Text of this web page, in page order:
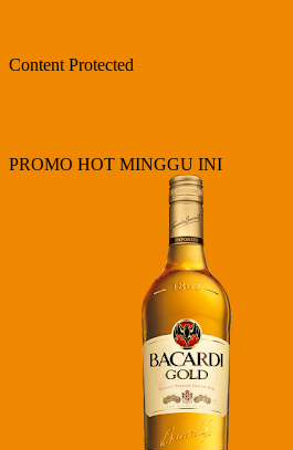
Content Protected
PROMO HOT MINGGU INI